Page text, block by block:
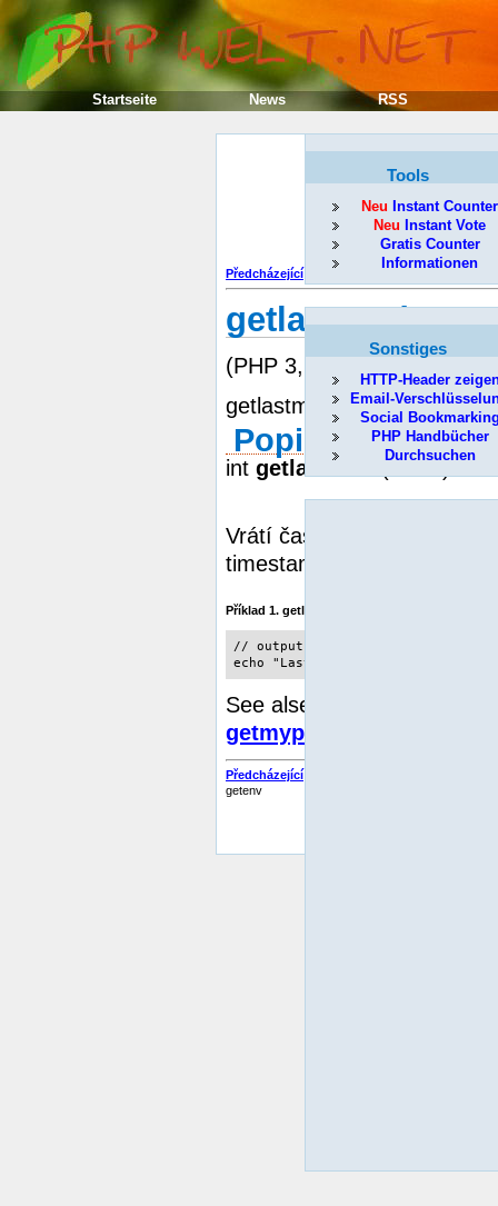
Předcházející
getlastmod
(PHP 3, PHP 4, PHP 5)
getlastmod -- Získat čas
Popis
int getlastmod ( void )
Vrátí čas poslení
timestamp, vhodný jako
Příklad 1. getlastmod() příklad
// outputs e.g. 'Last modified:
echo "Last modified: ".date ("F
See alse
getmypid()
Předcházející
getenv
Tools
Neu Instant Counter
Neu Instant Vote
Gratis Counter
Informationen
Sonstiges
HTTP-Header
Email-
Social
PHP Handbücher
Durchsuchen
Startseite News RSS